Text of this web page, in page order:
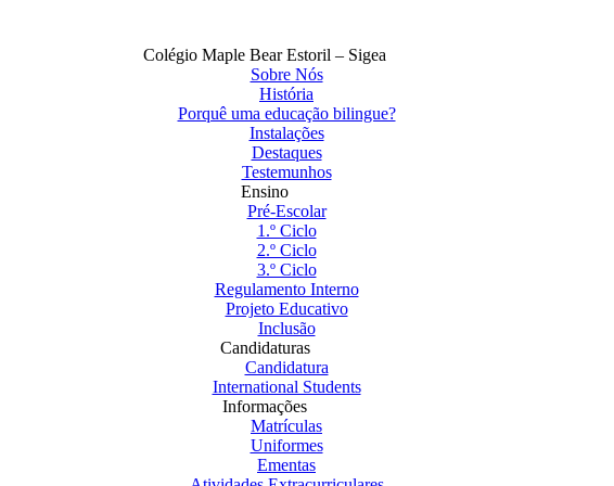
Colégio Maple Bear Estoril – Sigea
Sobre Nós
História
Porquê uma educação bilingue?
Instalações
Destaques
Testemunhos
Ensino
Pré-Escolar
1.º Ciclo
2.º Ciclo
3.º Ciclo
Regulamento Interno
Projeto Educativo
Inclusão
Candidaturas
Candidatura
International Students
Informações
Matrículas
Uniformes
Ementas